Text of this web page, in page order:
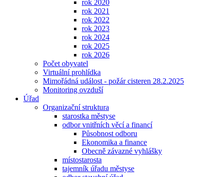
rok 2020
rok 2021
rok 2022
rok 2023
rok 2024
rok 2025
rok 2026
Počet obyvatel
Virtuální prohlídka
Mimořádná událost - požár cisteren 28.2.2025
Monitoring ovzduší
Úřad
Organizační struktura
starostka městyse
odbor vnitřních věcí a financí
Působnost odboru
Ekonomika a finance
Obecně závazné vyhlášky
místostarosta
tajemník úřadu městyse